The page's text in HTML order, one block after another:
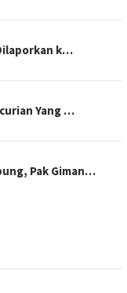
k…
Yang …
Pak Giman…